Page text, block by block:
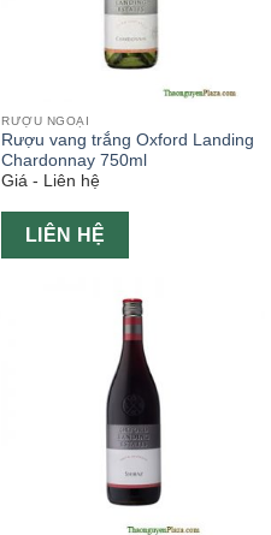
RƯỢU NGOẠI
Rượu vang trắng Oxford Landing
Chardonnay 750ml
Giá - Liên hệ
LIÊN HỆ